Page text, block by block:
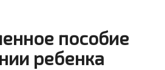
пособие
ребенка